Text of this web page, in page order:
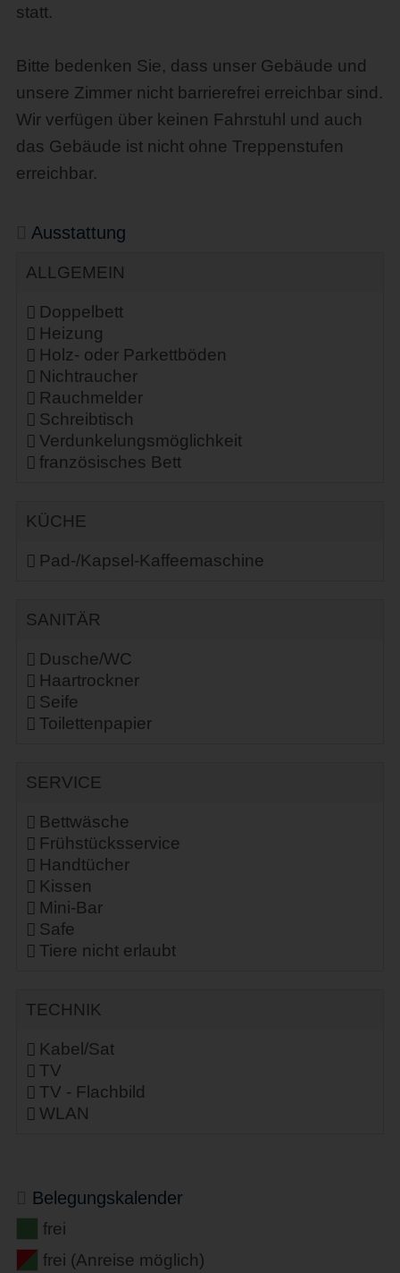
statt.
Bitte bedenken Sie, dass unser Gebäude und
unsere Zimmer nicht barrierefrei erreichbar sind.
Wir verfügen über keinen Fahrstuhl und auch
das Gebäude ist nicht ohne Treppenstufen
erreichbar.
Ausstattung
ALLGEMEIN
Doppelbett
Heizung
Holz- oder Parkettböden
Nichtraucher
Rauchmelder
Schreibtisch
Verdunkelungsmöglichkeit
französisches Bett
KÜCHE
Pad-/Kapsel-Kaffeemaschine
SANITÄR
Dusche/WC
Haartrockner
Seife
Toilettenpapier
SERVICE
Bettwäsche
Frühstücksservice
Handtücher
Kissen
Mini-Bar
Safe
Tiere nicht erlaubt
TECHNIK
Kabel/Sat
TV
TV - Flachbild
WLAN
Belegungskalender
frei
frei (Anreise möglich)